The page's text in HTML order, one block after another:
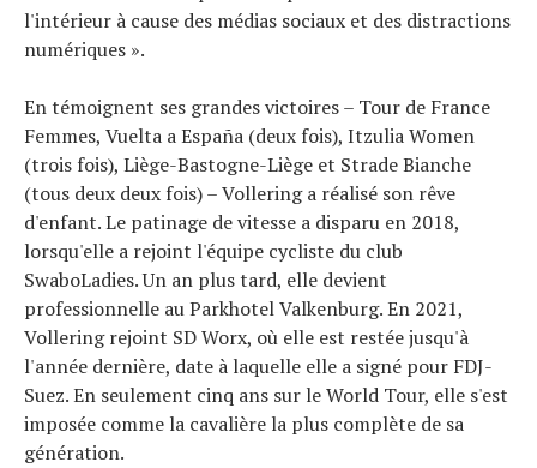
l'intérieur à cause des médias sociaux et des distractions
numériques ».
En témoignent ses grandes victoires – Tour de France
Femmes, Vuelta a España (deux fois), Itzulia Women
(trois fois), Liège-Bastogne-Liège et Strade Bianche
(tous deux deux fois) – Vollering a réalisé son rêve
d'enfant. Le patinage de vitesse a disparu en 2018,
lorsqu'elle a rejoint l'équipe cycliste du club
SwaboLadies. Un an plus tard, elle devient
professionnelle au Parkhotel Valkenburg. En 2021,
Vollering rejoint SD Worx, où elle est restée jusqu'à
l'année dernière, date à laquelle elle a signé pour FDJ-
Suez. En seulement cinq ans sur le World Tour, elle s'est
imposée comme la cavalière la plus complète de sa
génération.